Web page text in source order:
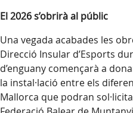
El 2026 s’obrirà al públic
Una vegada acabades les
Direcció Insular d’Esports
d’enguany començarà a
la instal·lació entre els
Mallorca que podran